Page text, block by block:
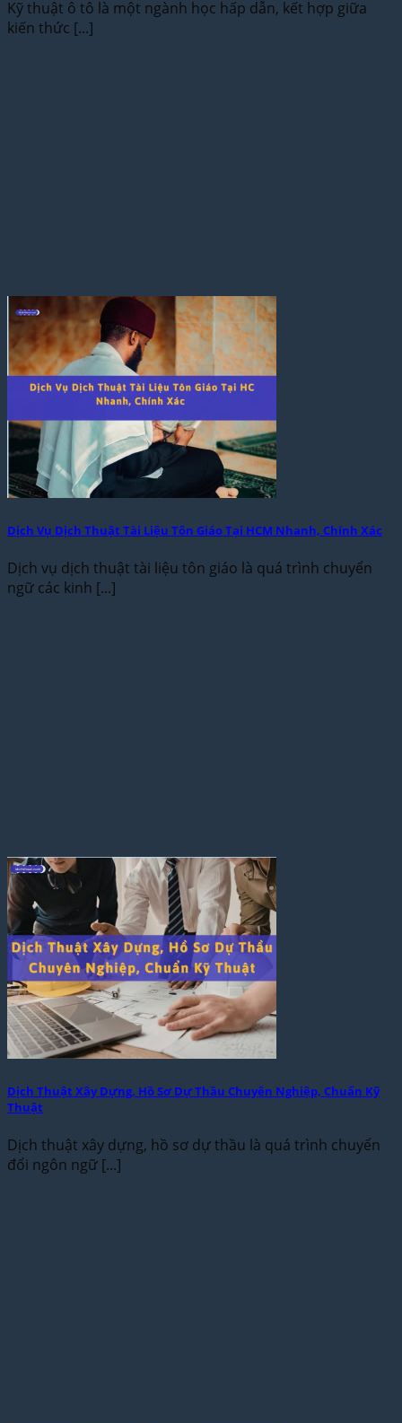
Kỹ thuật ô tô là một ngành học hấp dẫn, kết hợp giữa
kiến thức [...]
Dịch Vụ Dịch Thuật Tài Liệu Tôn Giáo Tại HCM Nhanh, Chính Xác
Dịch vụ dịch thuật tài liệu tôn giáo là quá trình chuyển
ngữ các kinh [...]
Dịch Thuật Xây Dựng, Hồ Sơ Dự Thầu Chuyên Nghiệp, Chuẩn Kỹ
Thuật
Dịch thuật xây dựng, hồ sơ dự thầu là quá trình chuyển
đổi ngôn ngữ [...]